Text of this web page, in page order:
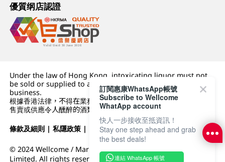
優質纲店認證
Under the law of Hong Kong, intoxicating liquor must not
be sold or supplied to a minor (under 18) in the course of
business.
根據香港法律，不得在業務過程中，向未成年人 (18 歲以下人士)
售賣或供應令人醺醉的酒類。
條款及細則 |私隱政策 | DFI零售集團
© 2024 Wellcome / Market Place. The Dairy Farm Company
Limited. All rights reserved.
訂閱惠康WhatsApp帳號
Subscribe to Wellcome
WhatApp account
快人一步接收至抵資訊！
Stay one step ahead and grab
the best deals!
連結 WhatsApp 帳號